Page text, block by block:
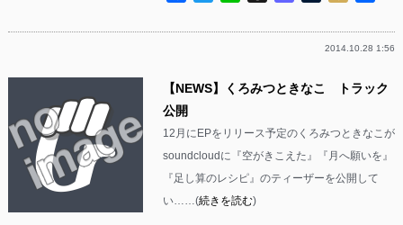
2014.10.28 1:56
【NEWS】くろみつときなこ トラック
公開
12月にEPをリリース予定のくろみつときなこが
soundcloudに『空がきこえた』『月へ願いを』
『足し算のレシピ』のティーザーを公開して
い……(続きを読む)